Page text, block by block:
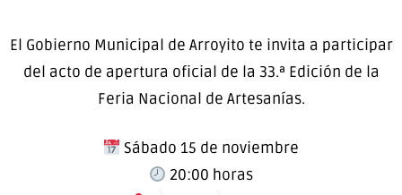
El Gobierno Municipal de Arroyito te invita a participar
del acto de apertura oficial de la 33.ª Edición de la
Feria Nacional de Artesanías.
Sábado 15 de noviembre
20:00 horas